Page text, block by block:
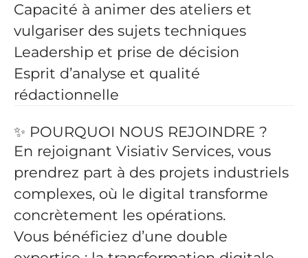
Capacité à animer des ateliers et
vulgariser des sujets techniques
Leadership et prise de décision
Esprit d’analyse et qualité
rédactionnelle
✨ POURQUOI NOUS REJOINDRE ?
En rejoignant Visiativ Services, vous
prendrez part à des projets industriels
complexes, où le digital transforme
concrètement les opérations.
Vous bénéficiez d’une double